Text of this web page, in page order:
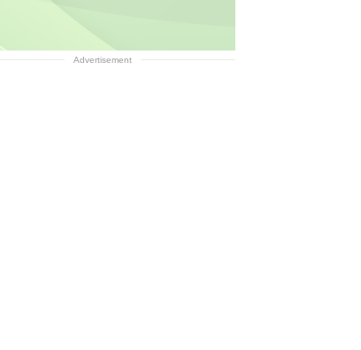
Advertisement